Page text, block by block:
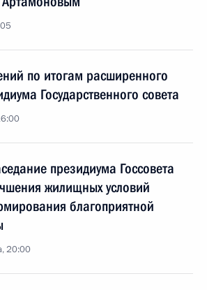
по итогам расширенного
Государственного совета
президиума Госсовета
жилищных условий
благоприятной
20:00